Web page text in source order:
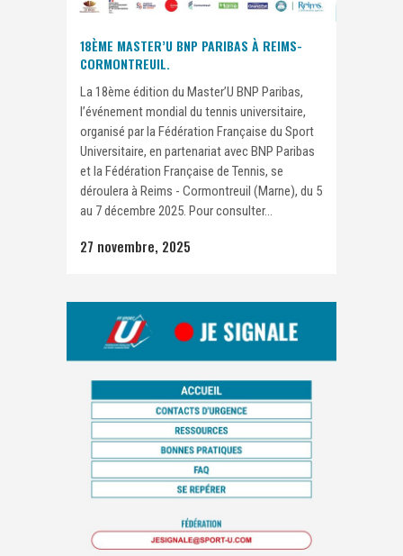
18ÈME MASTER’U BNP PARIBAS À REIMS-
CORMONTREUIL.
La 18ème édition du Master’U BNP Paribas,
l’événement mondial du tennis universitaire,
organisé par la Fédération Française du Sport
Universitaire, en partenariat avec BNP Paribas
et la Fédération Française de Tennis, se
déroulera à Reims - Cormontreuil (Marne), du 5
au 7 décembre 2025. Pour consulter...
27 novembre, 2025